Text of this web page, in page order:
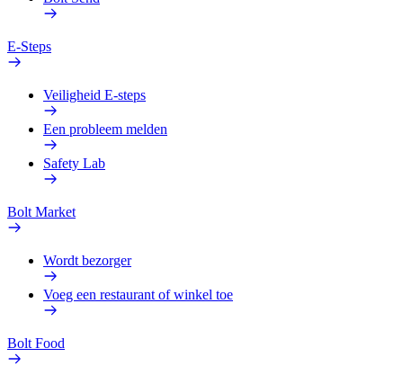
E-Steps
Veiligheid E-steps
Een probleem melden
Safety Lab
Bolt Market
Wordt bezorger
Voeg een restaurant of winkel toe
Bolt Food